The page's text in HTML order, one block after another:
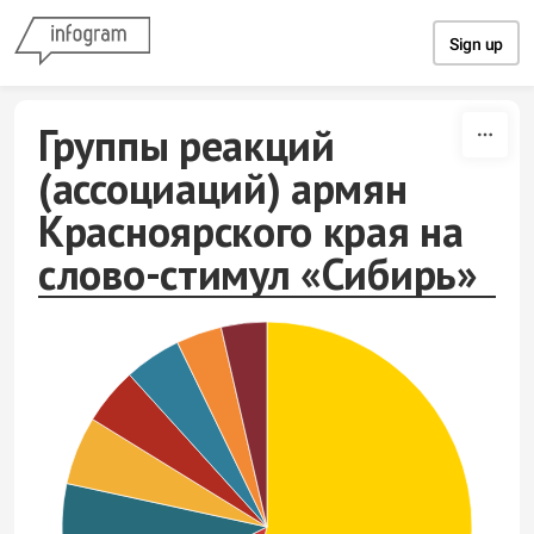
Sign up
Группы реакций
(ассоциаций) армян
Красноярского края на
слово-стимул «Сибирь»